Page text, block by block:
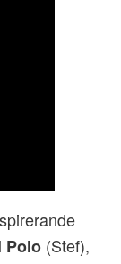
Polo (Stef),